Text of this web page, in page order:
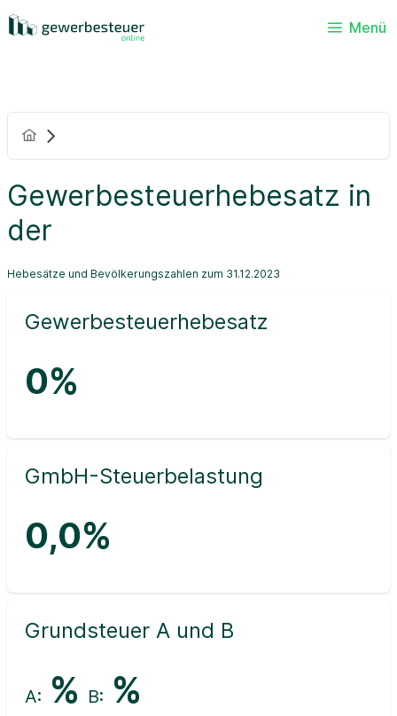
Menü
Gewerbesteuerhebesatz in
der
Hebesätze und Bevölkerungszahlen zum 31.12.2023
Gewerbesteuerhebesatz
0%
GmbH-Steuerbelastung
0,0%
Grundsteuer A und B
A: % B: %